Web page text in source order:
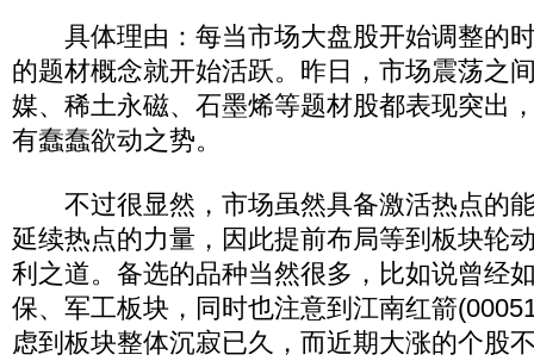
具体理由：每当市场大盘股开始调整的
的题材概念就开始活跃。昨日，市场震荡之
媒、稀土永磁、石墨烯等题材股都表现突出
有蠢蠢欲动之势。
不过很显然，市场虽然具备激活热点的
延续热点的力量，因此提前布局等到板块轮
利之道。备选的品种当然很多，比如说曾经
保、军工板块，同时也注意到江南红箭
虑到板块整体沉寂已久，而近期大涨的个股